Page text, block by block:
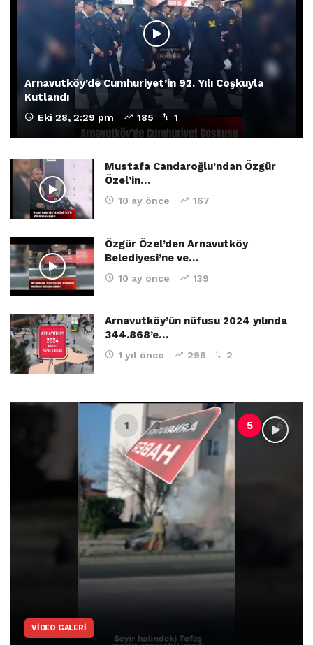
Arnavutköy’de Cumhuriyet’in 92. Yılı Coşkuyla
Kutlandı
Eki 28, 2:29 pm 185 1
Mustafa Candaroğlu’ndan Özgür
Özel’in…
10 ay önce 167
Özgür Özel’den Arnavutköy
Belediyesi’ne ve…
10 ay önce 139
Arnavutköy’ün nüfusu 2024 yılında
344.868’e…
1 yıl önce 298 2
VIDEO GALERI